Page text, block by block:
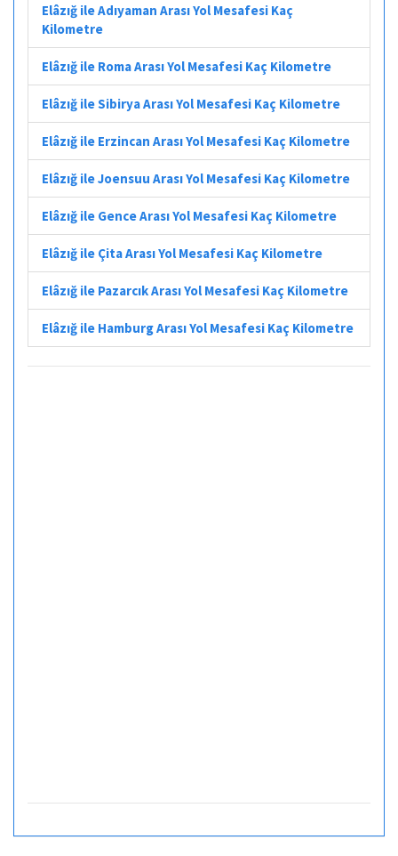
Elâzığ ile Adıyaman Arası Yol Mesafesi Kaç
Kilometre
Elâzığ ile Roma Arası Yol Mesafesi Kaç Kilometre
Elâzığ ile Sibirya Arası Yol Mesafesi Kaç Kilometre
Elâzığ ile Erzincan Arası Yol Mesafesi Kaç Kilometre
Elâzığ ile Joensuu Arası Yol Mesafesi Kaç Kilometre
Elâzığ ile Gence Arası Yol Mesafesi Kaç Kilometre
Elâzığ ile Çita Arası Yol Mesafesi Kaç Kilometre
Elâzığ ile Pazarcık Arası Yol Mesafesi Kaç Kilometre
Elâzığ ile Hamburg Arası Yol Mesafesi Kaç Kilometre